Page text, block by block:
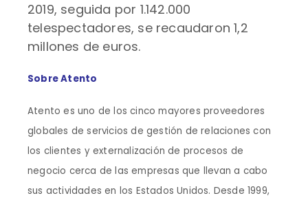
2019, seguida por 1.142.000
telespectadores, se recaudaron 1,2
millones de euros.
Sobre Atento
Atento es uno de los cinco mayores proveedores
globales de servicios de gestión de relaciones con
los clientes y externalización de procesos de
negocio cerca de las empresas que llevan a cabo
sus actividades en los Estados Unidos. Desde 1999,